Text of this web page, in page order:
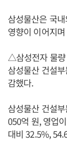
삼성물산은 국
영향이 이어지
△삼성전자 물량
삼성물산 건설
감했다.
삼성물산 건설
050억 원, 영업
대비 32.5%,